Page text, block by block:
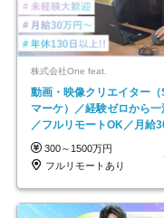
株式会社One feat.
動画・映像クリエイター（
マーケ）／経験ゼロから一
／フルリモートOK／月給
円～／年休130日以上
300～1500万円
フルリモートあり